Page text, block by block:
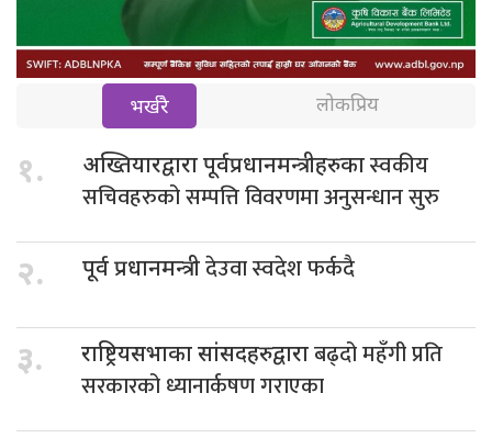
भर्खरै लोकप्रिय
१. अख्तियारद्वारा पूर्वप्रधानमन्त्रीहरुकास्वकीय
सचिवहरुको सम्पत्ति विवरणमा अनुसन्धान सुरु
२. पूर्व प्रधानमन्त्रीदेउवा स्वदेश फर्कदै
३. राष्ट्रियसभाका सांसदहरुद्वाराबढ्दो महँगी प्रति
सरकारको ध्यानार्कषण गराएका